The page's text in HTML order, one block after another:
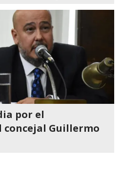
por el
Guillermo